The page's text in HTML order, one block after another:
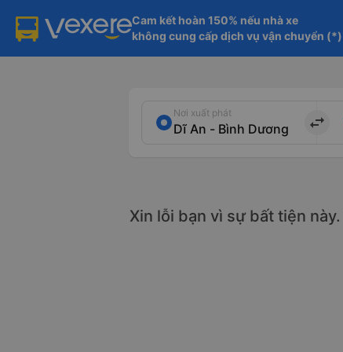
Cam kết hoàn 150% nếu nhà xe
không cung cấp dịch vụ vận chuyển (*)
Nơi xuất phát
import_export
Xin lỗi bạn vì sự bất tiện